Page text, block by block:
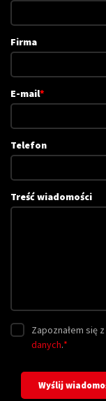
Firma
E-mail*
Telefon
Treść wiadomości
Zapoznałem się z
danych.*